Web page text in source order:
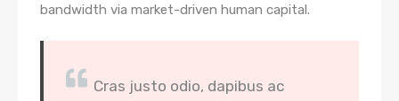
bandwidth via market-driven human capital.
Cras justo odio, dapibus ac